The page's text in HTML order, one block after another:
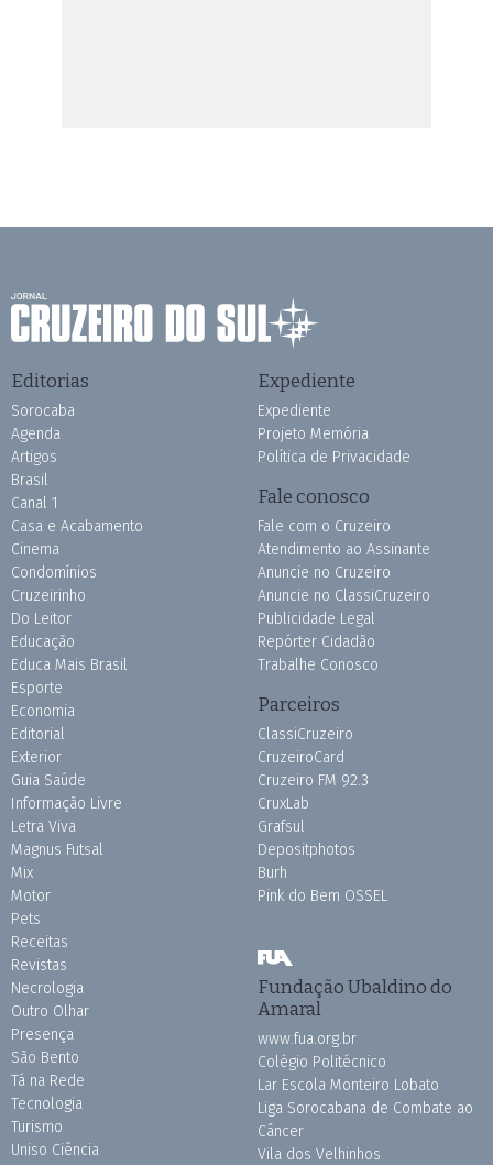
Editorias
Sorocaba
Agenda
Artigos
Brasil
Canal 1
Casa e Acabamento
Cinema
Condomínios
Cruzeirinho
Do Leitor
Educação
Educa Mais Brasil
Esporte
Economia
Editorial
Exterior
Guia Saúde
Informação Livre
Letra Viva
Magnus Futsal
Mix
Motor
Pets
Receitas
Revistas
Necrologia
Outro Olhar
Presença
São Bento
Tá na Rede
Tecnologia
Turismo
Uniso Ciência
Expediente
Expediente
Projeto Memória
Política de Privacidade
Fale conosco
Fale com o Cruzeiro
Atendimento ao Assinante
Anuncie no Cruzeiro
Anuncie no ClassiCruzeiro
Publicidade Legal
Repórter Cidadão
Trabalhe Conosco
Parceiros
ClassiCruzeiro
CruzeiroCard
Cruzeiro FM 92.3
CruxLab
Grafsul
Depositphotos
Burh
Pink do Bem OSSEL
Fundação Ubaldino do
Amaral
www.fua.org.br
Colégio Politécnico
Lar Escola Monteiro Lobato
Liga Sorocabana de Combate ao
Câncer
Vila dos Velhinhos